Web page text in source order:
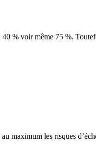
% voir même 75 %.
maximum les risques